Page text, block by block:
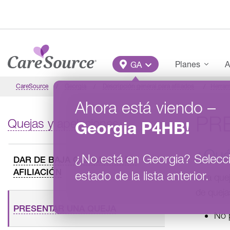
Main Menu
GA
Ahora está viendo –
Georgia P4HB!
¿No está en Georgia?
estado de la lista anterior.
Planes
CareSource
Quejas y apelaciones
DAR DE BAJA O CAMBIAR DE
AFILIACIÓN
PRESENTAR UNA QUEJA
Una
No